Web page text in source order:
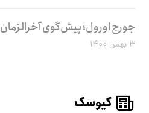
جورج اورول؛ پیش‌گوی آخرالزمان
۳ بهمن ۱۴۰۰
کیوسک